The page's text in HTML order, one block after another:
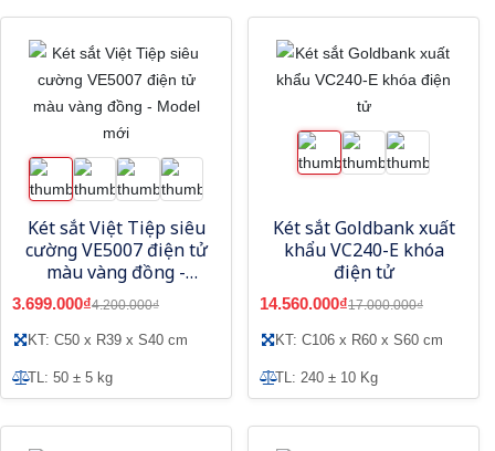
Két sắt Việt Tiệp siêu
cường VE5007 điện tử
màu vàng đồng -
Model mới
3.699.000₫4.200.000₫
KT: C50 x R39 x S40 cm
TL: 50 ± 5 kg
Két sắt Goldbank xuất
khẩu VC240-E khóa
điện tử
14.560.000₫17.000.000₫
KT: C106 x R60 x S60 cm
TL: 240 ± 10 Kg